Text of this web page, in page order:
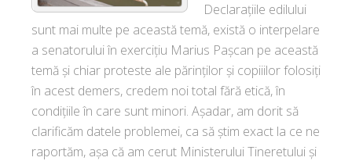
Declarațiile edilului
sunt mai multe pe această temă, există o interpelare
a senatorului în exercițiu Marius Pașcan pe această
temă și chiar proteste ale părinților și copiiilor folosiți
în acest demers, credem noi total fără etică, în
condițiile în care sunt minori. Așadar, am dorit să
clarificăm datele problemei, ca să știm exact la ce ne
raportăm, așa că am cerut Ministerului Tineretului și